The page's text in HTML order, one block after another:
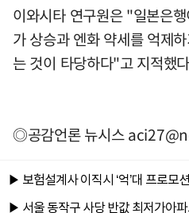
이와시타 연구원은 "일본은
가 상승과 엔화 약세를 억제
는 것이 타당하다"고 지적했
◎공감언론 뉴시스